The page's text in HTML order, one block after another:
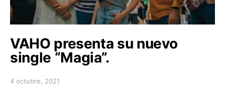
VAHO presenta su nuevo
single “Magia”.
Posted on
4 octubre, 2021